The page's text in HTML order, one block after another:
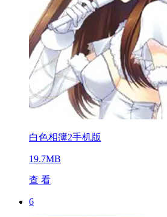
白色相簿2手机版
19.7MB
查 看
6